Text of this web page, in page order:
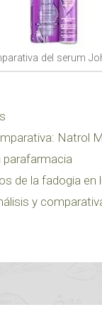
del serum
Natrol
de la fadogia en
y